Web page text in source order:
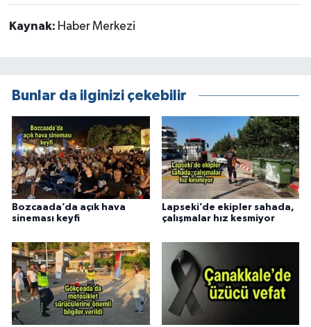
Kaynak: Haber Merkezi
Bunlar da ilginizi çekebilir
Bozcaada’da açık hava
sineması keyfi
Lapseki’de ekipler sahada,
çalışmalar hız kesmiyor